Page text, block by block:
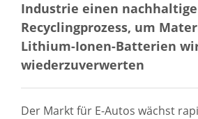
Industrie einen
Recyclingprozess, um
Lithium-Ionen-Batterien
wiederzuverwerten
Der Markt für E-Autos wächst